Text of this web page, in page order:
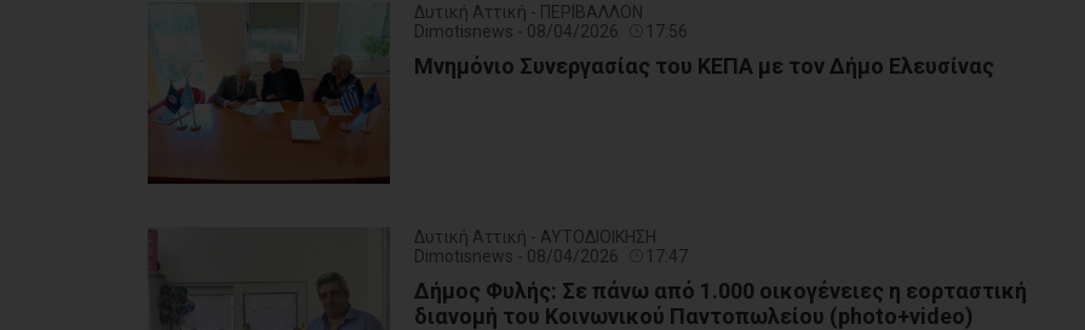
Δυτική Αττική - ΠΕΡΙΒΑΛΛΟΝ
Dimotisnews - 08/04/2026
17:56
Μνημόνιο Συνεργασίας του ΚΕΠΑ με τον Δήμο Ελευσίνας
Δυτική Αττική - ΑΥΤΟΔΙΟΙΚΗΣΗ
Dimotisnews - 08/04/2026
17:47
Δήμος Φυλής: Σε πάνω από 1.000 οικογένειες η εορταστική
διανομή του Κοινωνικού Παντοπωλείου (photo+video)